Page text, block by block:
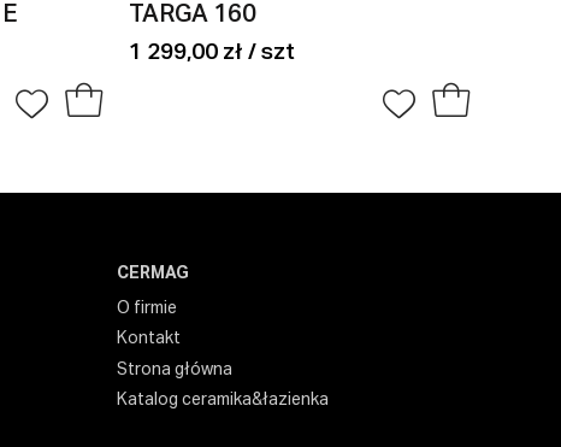
TARGA 160
1 299,00 zł / szt
CERMAG
O firmie
Kontakt
Strona główna
Katalog ceramika&łazienka